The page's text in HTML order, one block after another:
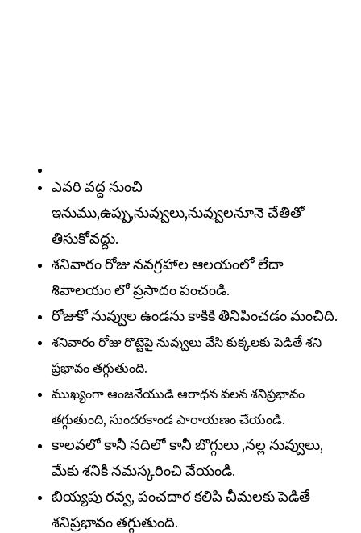
ఎవరి వద్ద నుంచి
ఇనుము,ఉప్పు,నువ్వులు,నువ్వులనూనె చేతితో
తిసుకోవద్దు.
శనివారం రోజు నవగ్రహాల ఆలయంలో లేదా
శివాలయం లో ప్రసాదం పంచండి.
రోజుకో నువ్వుల ఉండను కాకికి తినిపించడం మంచిది.
శనివారం రోజు రొట్టెపై నువ్వులు వేసి కుక్కలకు పెడితే శని
ప్రభావం తగ్గుతుంది.
ముఖ్యంగా ఆంజనేయుడి ఆరాధన వలన శనిప్రభావం
తగ్గుతుంది, సుందరకాండ పారాయణం చేయండి.
కాలవలో కానీ నదిలో కానీ బొగ్గులు ,నల్ల నువ్వులు,
మేకు శనికి నమస్కరించి వేయండి.
బియ్యపు రవ్వ, పంచదార కలిపి చీమలకు పెడితే
శనిప్రభావం తగ్గుతుంది.